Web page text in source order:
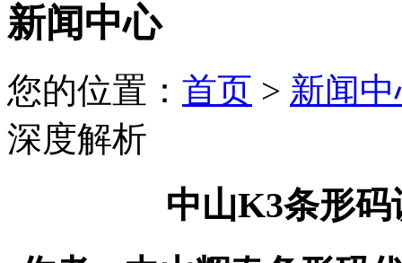
新闻中心
您的位置： 首页 > 新闻
深度解析
中山K3条形